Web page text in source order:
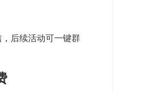
后续活动可一键群